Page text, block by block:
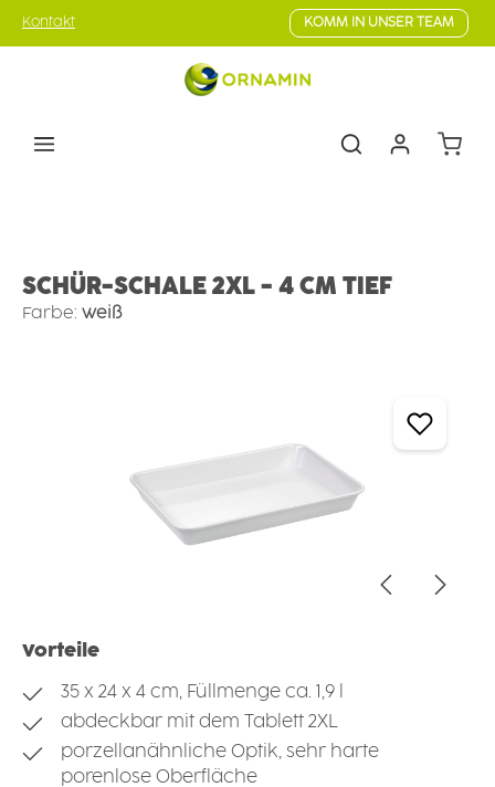
Zum Hauptinhalt springen
Kontakt KOMM IN UNSER TEAM
SCHÜR-SCHALE 2XL - 4 CM TIEF
Farbe: weiß
Vorteile
35 x 24 x 4 cm, Füllmenge ca. 1,9 l
abdeckbar mit dem Tablett 2XL
porzellanähnliche Optik, sehr harte
porenlose Oberfläche